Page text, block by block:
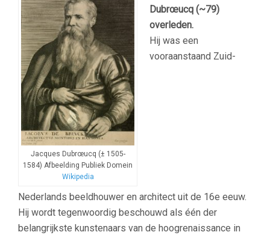
Jacques Dubrœucq (± 1505-
1584) Afbeelding Publiek Domein
Wikipedia
Dubrœucq (~79)
overleden.
Hij was een
vooraanstaand Zuid-
Nederlands beeldhouwer en architect uit de 16e eeuw.
Hij wordt tegenwoordig beschouwd als één der
belangrijkste kunstenaars van de hoogrenaissance in